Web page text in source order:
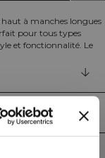
à manches longues
pour tous types
et fonctionnalité. Le
intenses. Fabriqué
excellente respirabilité
Le logo
tout en
94% Nylon